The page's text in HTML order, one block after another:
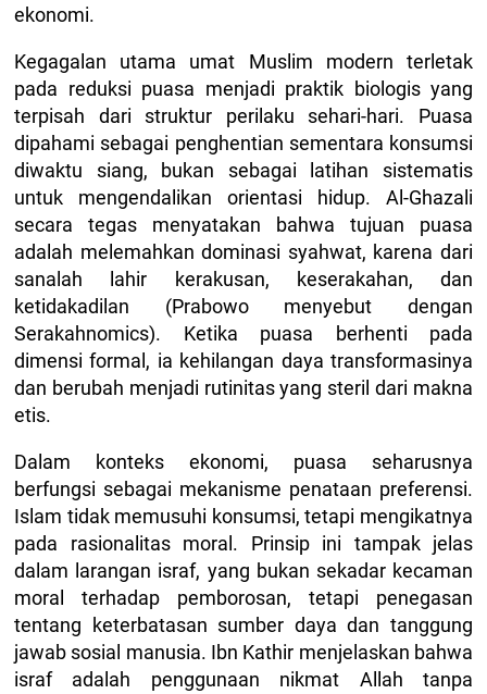
ekonomi.
Kegagalan utama umat Muslim modern terletak
pada reduksi puasa menjadi praktik biologis yang
terpisah dari struktur perilaku sehari-hari. Puasa
dipahami sebagai penghentian sementara konsumsi
diwaktu siang, bukan sebagai latihan sistematis
untuk mengendalikan orientasi hidup. Al-Ghazali
secara tegas menyatakan bahwa tujuan puasa
adalah melemahkan dominasi syahwat, karena dari
sanalah lahir kerakusan, keserakahan, dan
ketidakadilan (Prabowo menyebut dengan
Serakahnomics). Ketika puasa berhenti pada
dimensi formal, ia kehilangan daya transformasinya
dan berubah menjadi rutinitas yang steril dari makna
etis.
Dalam konteks ekonomi, puasa seharusnya
berfungsi sebagai mekanisme penataan preferensi.
Islam tidak memusuhi konsumsi, tetapi mengikatnya
pada rasionalitas moral. Prinsip ini tampak jelas
dalam larangan israf, yang bukan sekadar kecaman
moral terhadap pemborosan, tetapi penegasan
tentang keterbatasan sumber daya dan tanggung
jawab sosial manusia. Ibn Kathir menjelaskan bahwa
israf adalah penggunaan nikmat Allah tanpa